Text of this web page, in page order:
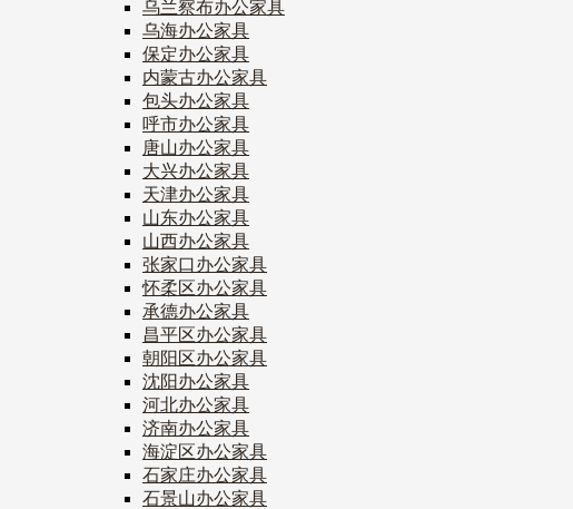
乌兰察布办公家具
乌海办公家具
保定办公家具
内蒙古办公家具
包头办公家具
呼市办公家具
唐山办公家具
大兴办公家具
天津办公家具
山东办公家具
山西办公家具
张家口办公家具
怀柔区办公家具
承德办公家具
昌平区办公家具
朝阳区办公家具
沈阳办公家具
河北办公家具
济南办公家具
海淀区办公家具
石家庄办公家具
石景山办公家具